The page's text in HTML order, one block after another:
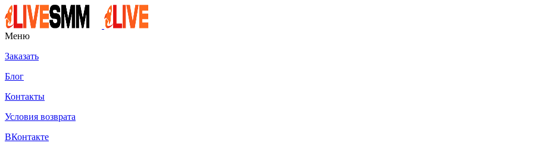
Меню
Заказать
Блог
Контакты
Условия возврата
ВКонтакте